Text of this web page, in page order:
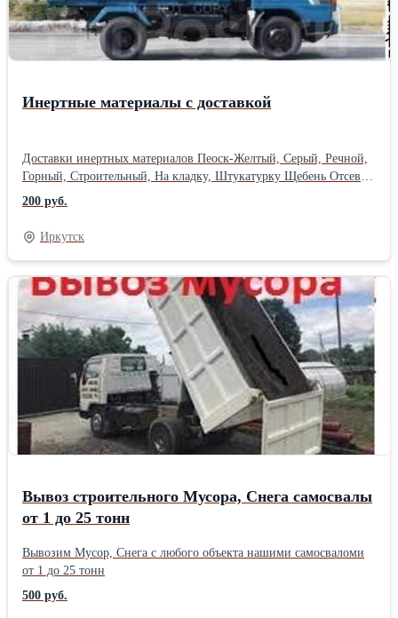
Инертные материалы с доставкой
Доставки инертных материалов Пеоск-Желтый, Серый, Речной,
Горный, Строительный, На кладку, Штукатурку Щебень Отсев
Пгс Гравий Грунт Глину и другое
200 руб.
Иркутск
Вывоз строительного Мусора, Снега самосвалы
от 1 до 25 тонн
Вывозим Мусор, Снега с любого объекта нашими самосваломи
от 1 до 25 тонн
500 руб.